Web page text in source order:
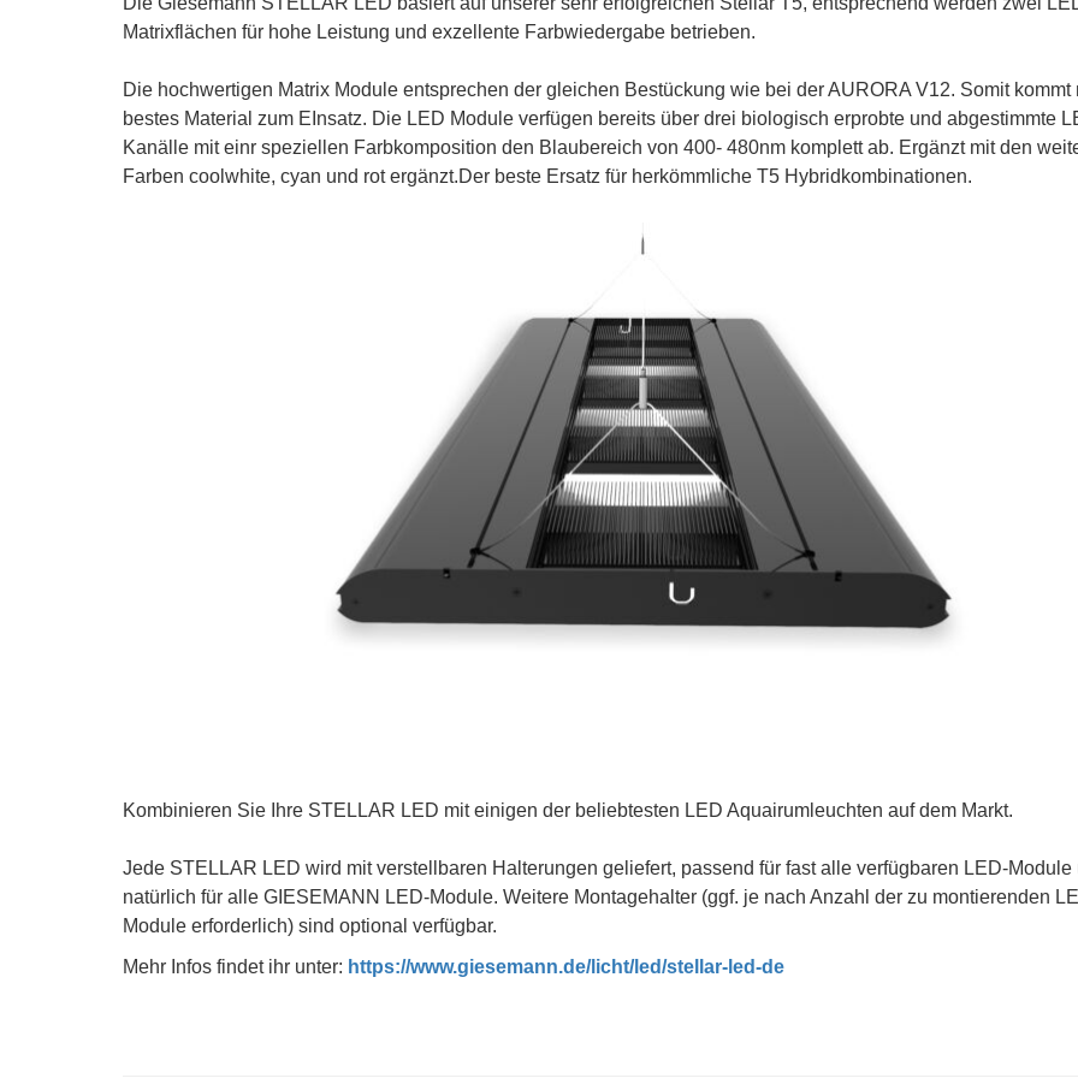
Matrixflächen für hohe Leistung und exzellente Farbwiedergabe betrieben.
Die hochwertigen Matrix Module entsprechen der gleichen Bestückung wie bei der AURORA V12. Somit kommt
bestes Material zum EInsatz. Die LED Module verfügen bereits über drei biologisch erprobte und abgestimmte
Kanälle mit einr speziellen Farbkomposition den Blaubereich von 400- 480nm komplett ab. Ergänzt mit den
Farben coolwhite, cyan und rot ergänzt.Der beste Ersatz für herkömmliche T5 Hybridkombinationen.
Kombinieren Sie Ihre STELLAR LED mit einigen der beliebtesten LED Aquairumleuchten auf dem Markt.
Jede STELLAR LED wird mit verstellbaren Halterungen geliefert, passend für fast alle verfügbaren LED-Module
natürlich für alle GIESEMANN LED-Module. Weitere Montagehalter (ggf. je nach Anzahl der zu montierenden
Module erforderlich) sind optional verfügbar.
Mehr Infos findet ihr unter: https://www.giesemann.de/licht/led/stellar-led-de